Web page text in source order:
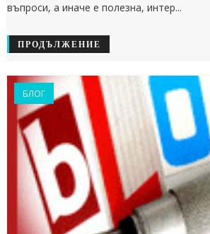
въпроси, а иначе е полезна, интер...
ПРОДЪЛЖЕНИЕ
БЛОГ